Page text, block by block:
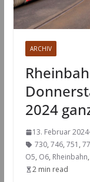
ARCHIV
2024
13. Februar 2024
730, 746, 751 ,
O5, O6, Rheinbahn,
2 min read